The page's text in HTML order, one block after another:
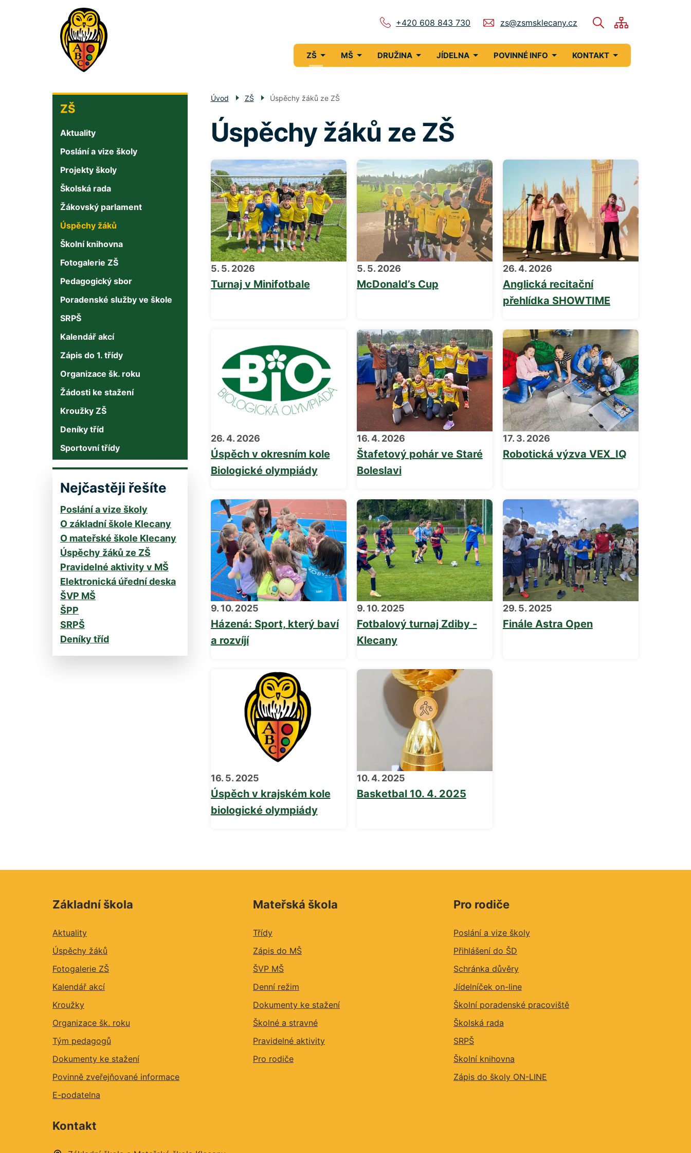
+420 608 843 730 zs@zsmsklecany.cz
Menu
ZŠ MŠ DRUŽINA JÍDELNA POVINNÉ INFO KONTAKT
ZŠ
ZŠ
Aktuality
Poslání a vize školy
Projekty školy
Školská rada
Žákovský parlament
Úspěchy žáků
Školní knihovna
Fotogalerie ZŠ
Pedagogický sbor
Poradenské služby ve škole
SRPŠ
Kalendář akcí
Zápis do 1. třídy
Organizace šk. roku
Žádosti ke stažení
Kroužky ZŠ
Deníky tříd
Sportovní třídy
Nejčastěji řešíte
Poslání a vize školy
O základní škole Klecany
O mateřské škole Klecany
Úspěchy žáků ze ZŠ
Pravidelné aktivity v MŠ
Elektronická úřední deska
ŠVP MŠ
ŠPP
SRPŠ
Deníky tříd
Úvod ZŠ Úspěchy žáků ze ZŠ
Úspěchy žáků ze ZŠ
5. 5. 2026
Turnaj v Minifotbale
5. 5. 2026
McDonald’s Cup
26. 4. 2026
Anglická recitační
přehlídka SHOWTIME
26. 4. 2026
Úspěch v okresním kole
Biologické olympiády
16. 4. 2026
Štafetový pohár ve Staré
Boleslavi
17. 3. 2026
Robotická výzva VEX_IQ
9. 10. 2025
Házená: Sport, který baví
a rozvíjí
9. 10. 2025
Fotbalový turnaj Zdiby -
Klecany
29. 5. 2025
Finále Astra Open
16. 5. 2025
Úspěch v krajském kole
biologické olympiády
10. 4. 2025
Basketbal 10. 4. 2025
Základní škola
Aktuality
Úspěchy žáků
Fotogalerie ZŠ
Kalendář akcí
Kroužky
Organizace šk. roku
Tým pedagogů
Dokumenty ke stažení
Povinně zveřejňované informace
E-podatelna
Mateřská škola
Třídy
Zápis do MŠ
ŠVP MŠ
Denní režim
Dokumenty ke stažení
Školné a stravné
Pravidelné aktivity
Pro rodiče
Pro rodiče
Poslání a vize školy
Přihlášení do ŠD
Schránka důvěry
Jídelníček on-line
Školní poradenské pracoviště
Školská rada
SRPŠ
Školní knihovna
Zápis do školy ON-LINE
Kontakt